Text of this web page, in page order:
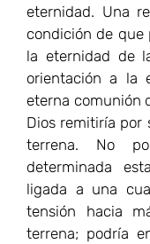
eternidad. Una
condición de que
la eternidad de
orientación a la
eterna comunión
Dios remitiría por
terrena. No
determinada
ligada a una
tensión hacia
terrena; podría